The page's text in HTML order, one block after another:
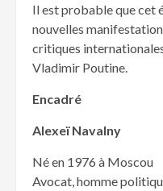
Il est probable que cet
nouvelles
critiques
Vladimir Poutine.
Encadré
Alexeï Navalny
Né en 1976 à Moscou
Avocat, homme